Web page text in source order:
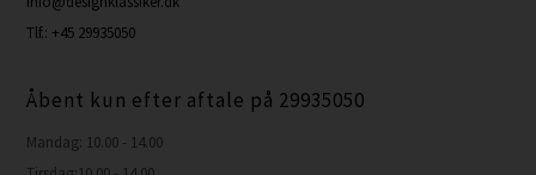
Tlf.: +45 29935050
Åbent kun efter aftale på 29935050
Mandag: 10.00 - 14.00